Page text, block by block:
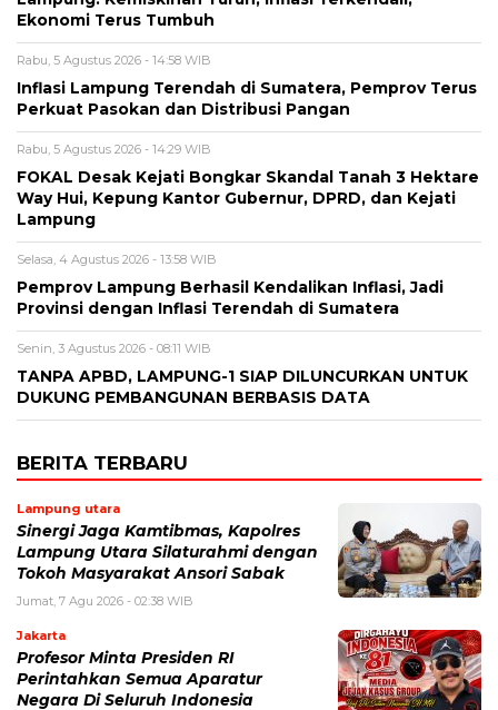
Ekonomi Terus Tumbuh
Rabu, 5 Agustus 2026 - 14:58 WIB
Inflasi Lampung Terendah di Sumatera, Pemprov Terus
Perkuat Pasokan dan Distribusi Pangan
Rabu, 5 Agustus 2026 - 14:29 WIB
FOKAL Desak Kejati Bongkar Skandal Tanah 3 Hektare
Way Hui, Kepung Kantor Gubernur, DPRD, dan Kejati
Lampung
Selasa, 4 Agustus 2026 - 13:58 WIB
Pemprov Lampung Berhasil Kendalikan Inflasi, Jadi
Provinsi dengan Inflasi Terendah di Sumatera
Senin, 3 Agustus 2026 - 08:11 WIB
TANPA APBD, LAMPUNG-1 SIAP DILUNCURKAN UNTUK
DUKUNG PEMBANGUNAN BERBASIS DATA
BERITA TERBARU
Lampung utara
Sinergi Jaga Kamtibmas, Kapolres
Lampung Utara Silaturahmi dengan
Tokoh Masyarakat Ansori Sabak
Jumat, 7 Agu 2026 - 02:38 WIB
Jakarta
Profesor Minta Presiden RI
Perintahkan Semua Aparatur
Negara Di Seluruh Indonesia